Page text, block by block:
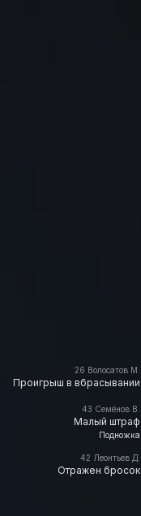
26 Волосатов М.
Проигрыш в вбрасывании
43 Семёнов В.
Малый штраф
Подножка
42 Леонтьев Д.
Отражен бросок